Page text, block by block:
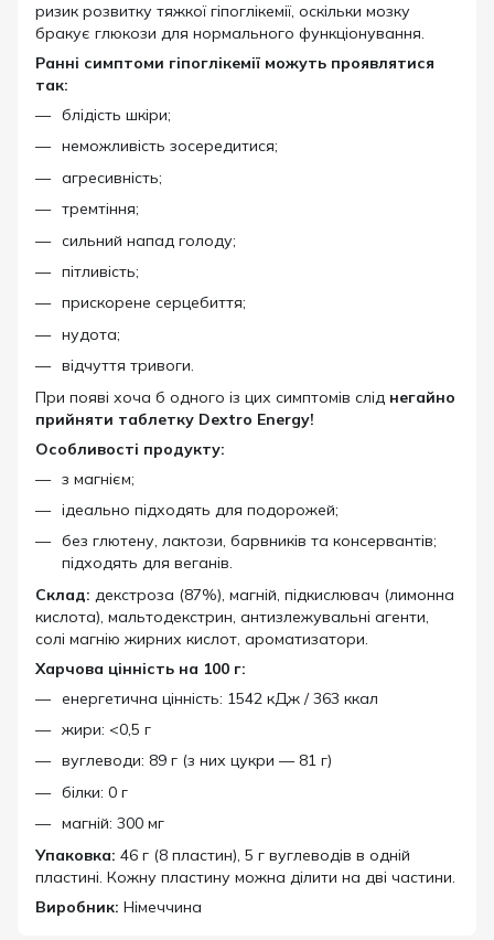
ризик розвитку тяжкої гіпоглікемії, оскільки мозку
бракує глюкози для нормального функціонування.
Ранні симптоми гіпоглікемії можуть проявлятися
так:
блідість шкіри;
неможливість зосередитися;
агресивність;
тремтіння;
сильний напад голоду;
пітливість;
прискорене серцебиття;
нудота;
відчуття тривоги.
При появі хоча б одного із цих симптомів слід негайно
прийняти таблетку Dextro Energy!
Особливості продукту:
з магнієм;
ідеально підходять для подорожей;
без глютену, лактози, барвників та консервантів;
підходять для веганів.
Склад: декстроза (87%), магній, підкислювач (лимонна
кислота), мальтодекстрин, антизлежувальні агенти,
солі магнію жирних кислот, ароматизатори.
Харчова цінність на 100 г:
енергетична цінність: 1542 кДж / 363 ккал
жири: <0,5 г
вуглеводи: 89 г (з них цукри — 81 г)
білки: 0 г
магній: 300 мг
Упаковка: 46 г (8 пластин), 5 г вуглеводів в одній
пластині. Кожну пластину можна ділити на дві частини.
Виробник: Німеччина